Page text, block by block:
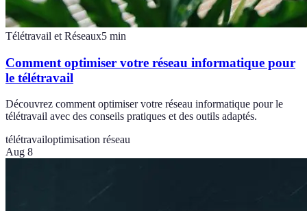
Télétravail et Réseaux5 min
Comment optimiser votre réseau informatique pour
le télétravail
Découvrez comment optimiser votre réseau informatique pour le
télétravail avec des conseils pratiques et des outils adaptés.
télétravailoptimisation réseau
Aug 8